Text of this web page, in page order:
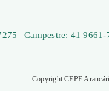
| Campestre: 41 9661-
Copyright CEPE